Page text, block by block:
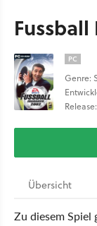
PC
Genre:
Übersicht
Zu diesem Spiel